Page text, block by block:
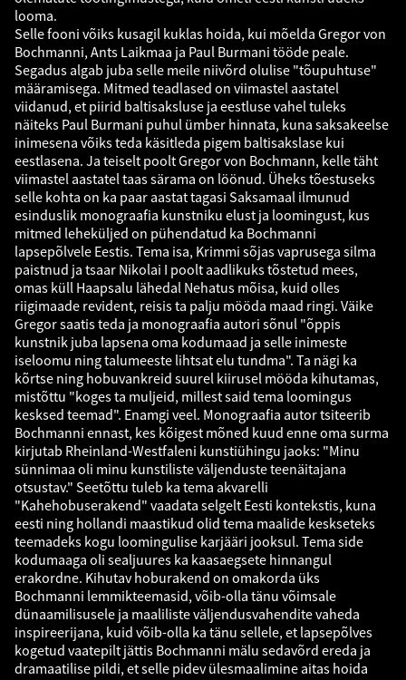
looma.
Selle fooni võiks kusagil kuklas hoida, kui mõelda Gregor von
Bochmanni, Ants Laikmaa ja Paul Burmani tööde peale.
Segadus algab juba selle meile niivõrd olulise "tõupuhtuse"
määramisega. Mitmed teadlased on viimastel aastatel
viidanud, et piirid baltisaksluse ja eestluse vahel tuleks
näiteks Paul Burmani puhul ümber hinnata, kuna saksakeelse
inimesena võiks teda käsitleda pigem baltisakslase kui
eestlasena. Ja teiselt poolt Gregor von Bochmann, kelle täht
viimastel aastatel taas särama on löönud. Üheks tõestuseks
selle kohta on ka paar aastat tagasi Saksamaal ilmunud
esinduslik monograafia kunstniku elust ja loomingust, kus
mitmed leheküljed on pühendatud ka Bochmanni
lapsepõlvele Eestis. Tema isa, Krimmi sõjas vaprusega silma
paistnud ja tsaar Nikolai I poolt aadlikuks tõstetud mees,
omas küll Haapsalu lähedal Nehatus mõisa, kuid olles
riigimaade revident, reisis ta palju mööda maad ringi. Väike
Gregor saatis teda ja monograafia autori sõnul "õppis
kunstnik juba lapsena oma kodumaad ja selle inimeste
iseloomu ning talumeeste lihtsat elu tundma". Ta nägi ka
kõrtse ning hobuvankreid suurel kiirusel mööda kihutamas,
mistõttu "koges ta muljeid, millest said tema loomingus
kesksed teemad". Enamgi veel. Monograafia autor tsiteerib
Bochmanni ennast, kes kõigest mõned kuud enne oma surma
kirjutab Rheinland-Westfaleni kunstiühingu jaoks: "Minu
sünnimaa oli minu kunstiliste väljenduste teenäitajana
otsustav." Seetõttu tuleb ka tema akvarelli
"Kahehobuserakend" vaadata selgelt Eesti kontekstis, kuna
eesti ning hollandi maastikud olid tema maalide keskseteks
teemadeks kogu loomingulise karjääri jooksul. Tema side
kodumaaga oli sealjuures ka kaasaegsete hinnangul
erakordne. Kihutav hoburakend on omakorda üks
Bochmanni lemmikteemasid, võib-olla tänu võimsale
dünaamilisusele ja maaliliste väljendusvahendite vaheda
inspireerijana, kuid võib-olla ka tänu sellele, et lapsepõlves
kogetud vaatepilt jättis Bochmanni mälu sedavõrd ereda ja
dramaatilise pildi, et selle pidev ülesmaalimine aitas hoida